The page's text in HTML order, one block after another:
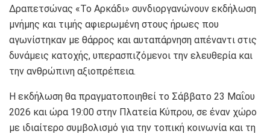
Δραπετσώνας «Το Αρκάδι» συνδιοργανώνουν εκδήλωση
μνήμης και τιμής αφιερωμένη στους ήρωες που
αγωνίστηκαν με θάρρος και αυταπάρνηση απέναντι στις
δυνάμεις κατοχής, υπερασπιζόμενοι την ελευθερία και
την ανθρώπινη αξιοπρέπεια.
Η εκδήλωση θα πραγματοποιηθεί το Σάββατο 23 Μαΐου
2026 και ώρα 19:00 στην Πλατεία Κύπρου, σε έναν χώρο
με ιδιαίτερο συμβολισμό για την τοπική κοινωνία και τη